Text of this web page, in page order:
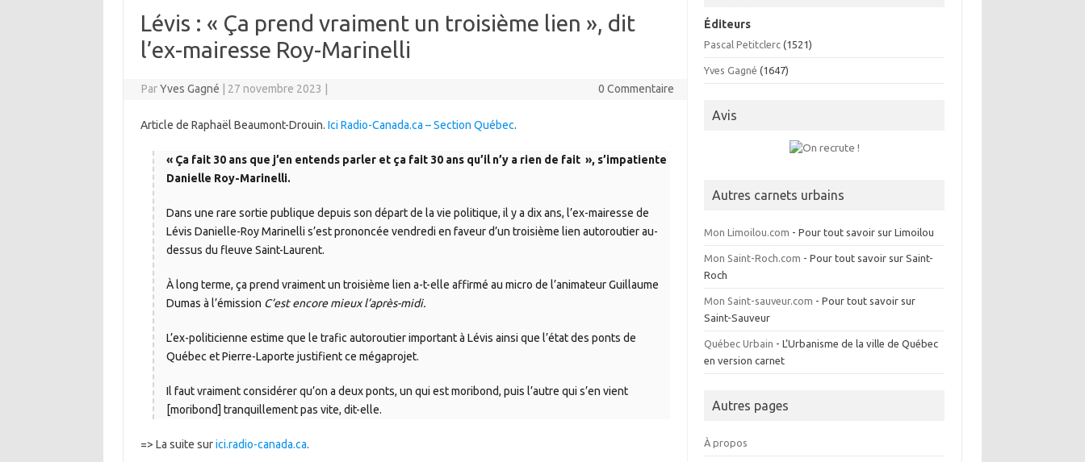
Lévis : « Ça prend vraiment un troisième lien », dit
l’ex-mairesse Roy-Marinelli
ParYves Gagné 27 novembre 2023 0 Commentaire
Article de Raphaël Beaumont-Drouin. Ici Radio-Canada.ca – Section Québec.
« Ça fait 30 ans que j’en entends parler et ça fait 30 ans qu’il n’y a rien de fait », s’impatiente
Danielle Roy-Marinelli.
Dans une rare sortie publique depuis son départ de la vie politique, il y a dix ans, l’ex-mairesse de
Lévis Danielle-Roy Marinelli s’est prononcée vendredi en faveur d’un troisième lien autoroutier au-
dessus du fleuve Saint-Laurent.
À long terme, ça prend vraiment un troisième lien a-t-elle affirmé au micro de l’animateur Guillaume
Dumas à l’émission C’est encore mieux l’après-midi.
L’ex-politicienne estime que le trafic autoroutier important à Lévis ainsi que l’état des ponts de
Québec et Pierre-Laporte justifient ce mégaprojet.
Il faut vraiment considérer qu’on a deux ponts, un qui est moribond, puis l’autre qui s’en vient
[moribond] tranquillement pas vite, dit-elle.
=> La suite surici.radio-canada.ca.
Éditeurs
Pascal Petitclerc (1521)
Yves Gagné (1647)
Avis
Autres carnets urbains
Mon Limoilou.com - Pour tout savoir sur Limoilou
Mon Saint-Roch.com - Pour tout savoir sur Saint-
Roch
Mon Saint-sauveur.com - Pour tout savoir sur
Saint-Sauveur
Québec Urbain - L’Urbanisme de la ville de Québec
en version carnet
Autres pages
À propos